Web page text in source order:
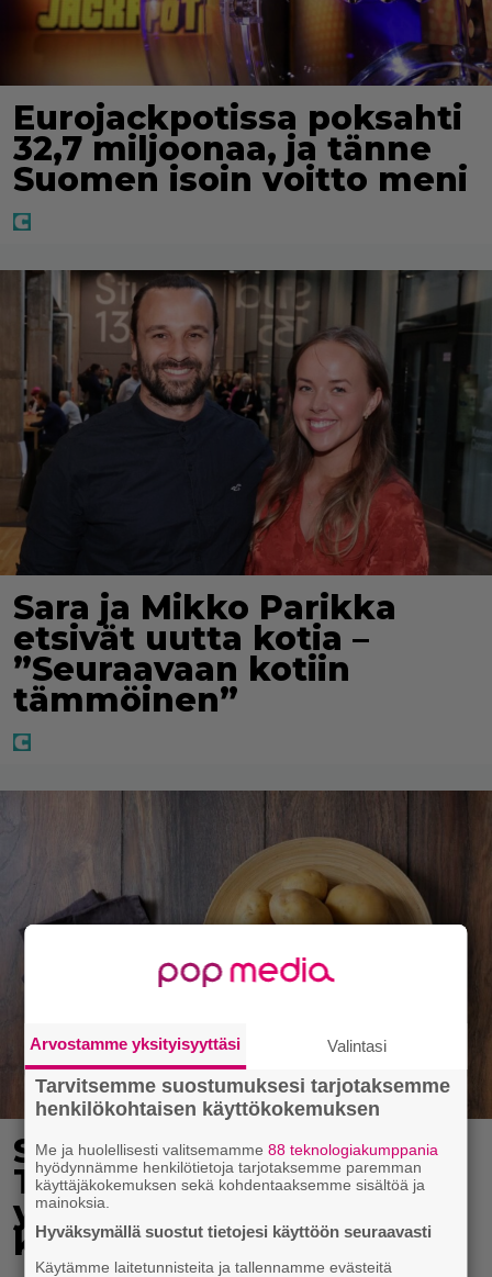
Eurojackpotissa poksahti
32,7 miljoonaa, ja tänne
Suomen isoin voitto meni
Sara ja Mikko Parikka
etsivät uutta kotia –
”Seuraavaan kotiin
tämmöinen”
Syötkö perunoita näin?
Tutkijat löysivät
yhteyden vakavaan
kansansairauteen
Arvostamme yksityisyyttäsi Valintasi
Tarvitsemme suostumuksesi tarjotaksemme
henkilökohtaisen käyttökokemuksen
Me ja huolellisesti valitsemamme88 teknologiakumppania
hyödynnämme henkilötietoja tarjotaksemme paremman
käyttäjäkokemuksen sekä kohdentaaksemme sisältöä ja
mainoksia.
Hyväksymällä suostut tietojesi käyttöön seuraavasti
Käytämme laitetunnisteita ja tallennamme evästeitä